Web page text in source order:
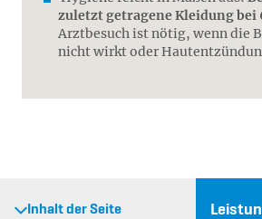
zuletzt getragene Kleidung bei
Arztbesuch ist nötig, wenn die
nicht wirkt oder
Inhalt der Seite